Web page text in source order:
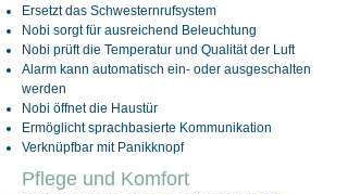
Ersetzt das Schwesternrufsystem
Nobi sorgt für ausreichend Beleuchtung
Nobi prüft die Temperatur und Qualität der Luft
Alarm kann automatisch ein- oder ausgeschalten
werden
Nobi öffnet die Haustür
Ermöglicht sprachbasierte Kommunikation
Verknüpfbar mit Panikknopf
Pflege und Komfort